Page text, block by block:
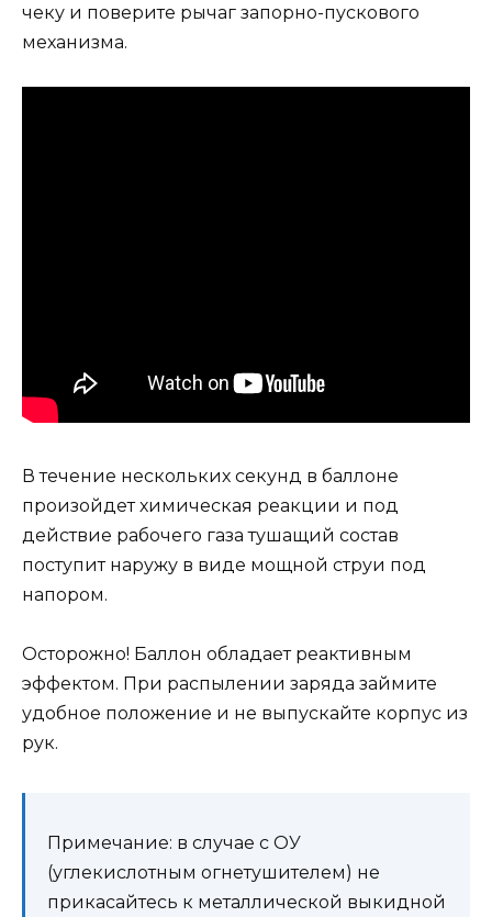
чеку и поверите рычаг запорно-пускового
механизма.
В течение нескольких секунд в баллоне
произойдет химическая реакции и под
действие рабочего газа тушащий состав
поступит наружу в виде мощной струи под
напором.
Осторожно! Баллон обладает реактивным
эффектом. При распылении заряда займите
удобное положение и не выпускайте корпус из
рук.
Примечание: в случае с ОУ
(углекислотным огнетушителем) не
прикасайтесь к металлической выкидной